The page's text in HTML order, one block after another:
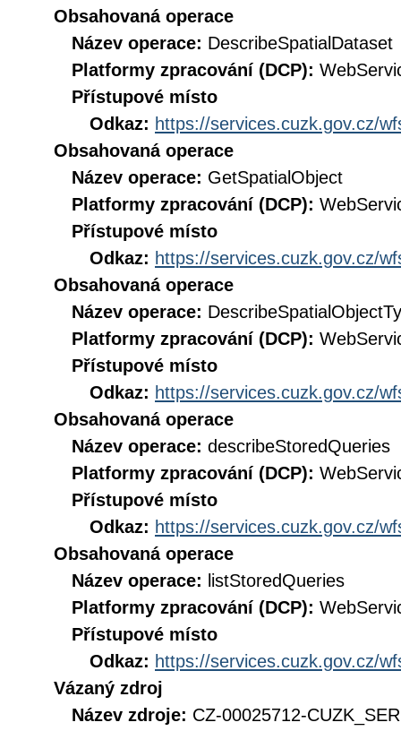
Obsahovaná operace
Název operace: DescribeSpatialDataset
Platformy zpracování (DCP):
Přístupové místo
Odkaz: https://services.cuzk.gov.cz/
Obsahovaná operace
Název operace: GetSpatialObject
Platformy zpracování (DCP):
Přístupové místo
Odkaz: https://services.cuzk.gov.cz/
Obsahovaná operace
Název operace:
Platformy zpracování (DCP):
Přístupové místo
Odkaz: https://services.cuzk.gov.cz/
Obsahovaná operace
Název operace: describeStoredQueries
Platformy zpracování (DCP):
Přístupové místo
Odkaz: https://services.cuzk.gov.cz/
Obsahovaná operace
Název operace: listStoredQueries
Platformy zpracování (DCP):
Přístupové místo
Odkaz: https://services.cuzk.gov.cz/
Vázaný zdroj
Název zdroje: CZ-00025712-